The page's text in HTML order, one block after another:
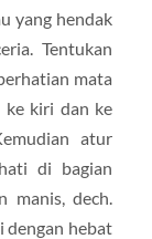
yang hendak
Tentukan
mata
ke kiri dan ke
atur
di bagian
manis, dech.
dengan hebat